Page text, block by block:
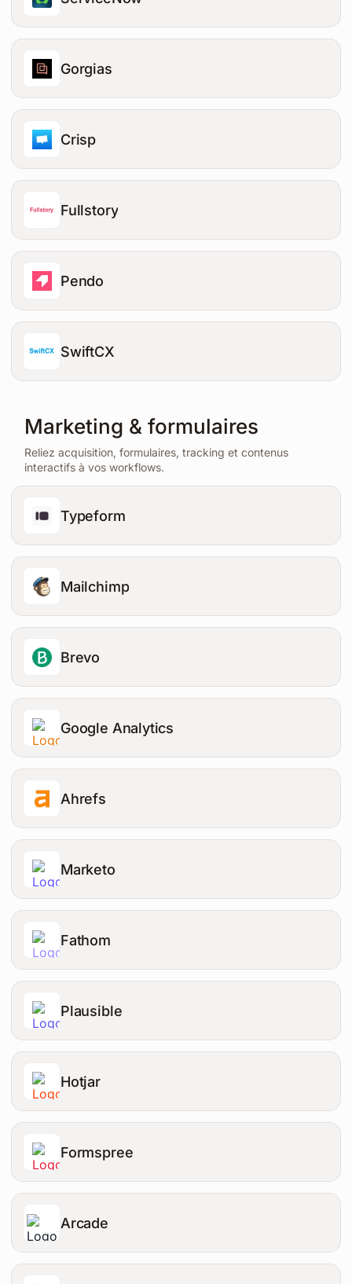
Gorgias
Crisp
Fullstory
Pendo
SwiftCX
Marketing & formulaires
Reliez acquisition, formulaires, tracking et contenus
interactifs à vos workflows.
Typeform
Mailchimp
Brevo
Google Analytics
Ahrefs
Marketo
Fathom
Plausible
Hotjar
Formspree
Arcade